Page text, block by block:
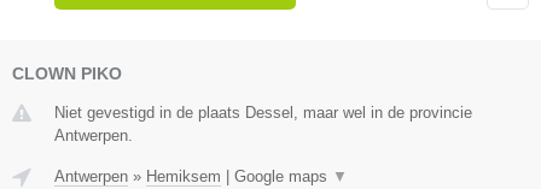
CLOWN PIKO
Niet gevestigd in de plaats Dessel, maar wel in de provincie
Antwerpen.
Antwerpen » Hemiksem Google maps ▼